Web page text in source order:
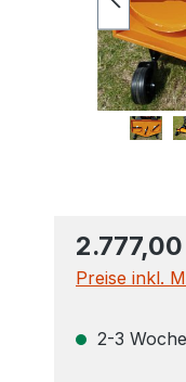
Preise inkl.
2-3